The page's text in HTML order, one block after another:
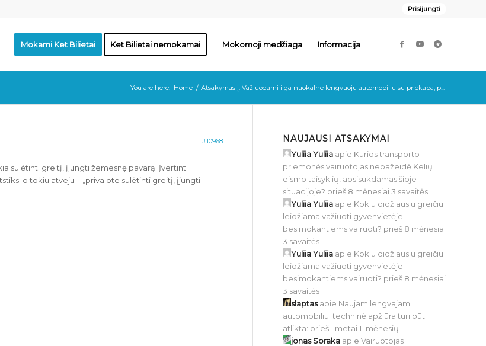
Prisijungti
Mokami Ket Bilietai Ket Bilietai nemokamai Mokomoji medžiaga Informacija
You are here: Home / Atsakymas į: Važiuodami ilga nuokalne lengvuoju automobiliu su priekaba, p...
#10968
sulėtinti greitį, įjungti žemesnę pavarą. Įvertinti
o tokiu atveju – „privalote sulėtinti greitį, įjungti
NAUJAUSI ATSAKYMAI
Yuliia Yuliia apie Kurios transporto
priemonės vairuotojas nepažeidė Kelių
eismo taisyklių, apsisukdamas šioje
situacijoje? prieš 8 mėnesiai 3 savaitės
Yuliia Yuliia apie Kokiu didžiausiu greičiu
leidžiama važiuoti gyvenvietėje
besimokantiems vairuoti? prieš 8 mėnesiai
3 savaitės
Yuliia Yuliia apie Kokiu didžiausiu greičiu
leidžiama važiuoti gyvenvietėje
besimokantiems vairuoti? prieš 8 mėnesiai
3 savaitės
slaptasapie Naujam lengvajam
automobiliui techninė apžiūra turi būti
atlikta: prieš 1 metai 11 mėnesių
jonas Soraka apieVairuotojas